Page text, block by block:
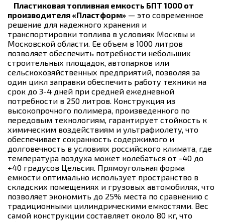
Пластиковая топливная емкость БПТ 1000 от
производителя «Пластформ» — это современное
решение для надежного хранения и
транспортировки топлива в условиях Москвы и
Московской области. Ее объем в 1000 литров
позволяет обеспечить потребности небольших
строительных площадок, автопарков или
сельскохозяйственных предприятий, позволяя за
один цикл заправки обеспечить работу техники на
срок до 3-4 дней при средней ежедневной
потребности в 250 литров. Конструкция из
высокопрочного полимера, произведенного по
передовым технологиям, гарантирует стойкость к
химическим воздействиям и ультрафиолету, что
обеспечивает сохранность содержимого и
долговечность в условиях российского климата, где
температура воздуха может колебаться от -40 до
+40 градусов Цельсия. Прямоугольная форма
емкости оптимально использует пространство в
складских помещениях и грузовых автомобилях, что
позволяет экономить до 25% места по сравнению с
традиционными цилиндрическими емкостями. Вес
самой конструкции составляет около 80 кг, что